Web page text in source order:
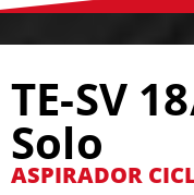
TE-SV
Solo
ASPIRADOR